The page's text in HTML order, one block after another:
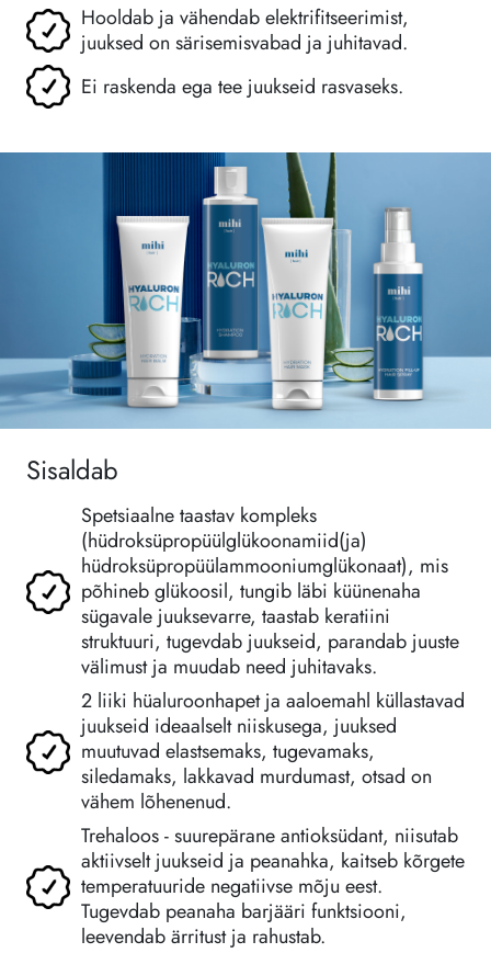
Hooldab ja vähendab elektrifitseerimist,
juuksed on särisemisvabad ja juhitavad.
Ei raskenda ega tee juukseid rasvaseks.
Sisaldab
Spetsiaalne taastav kompleks
(hüdroksüpropüülglükoonamiid(ja)
hüdroksüpropüülammooniumglükonaat), mis
põhineb glükoosil, tungib läbi küünenaha
sügavale juuksevarre, taastab keratiini
struktuuri, tugevdab juukseid, parandab juuste
välimust ja muudab need juhitavaks.
2 liiki hüaluroonhapet ja aaloemahl küllastavad
juukseid ideaalselt niiskusega, juuksed
muutuvad elastsemaks, tugevamaks,
siledamaks, lakkavad murdumast, otsad on
vähem lõhenenud.
Trehaloos - suurepärane antioksüdant, niisutab
aktiivselt juukseid ja peanahka, kaitseb kõrgete
temperatuuride negatiivse mõju eest.
Tugevdab peanaha barjääri funktsiooni,
leevendab ärritust ja rahustab.